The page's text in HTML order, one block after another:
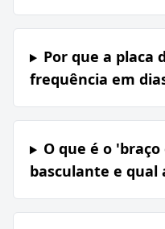
Por que a placa
frequência em
O que é o
basculante e qual